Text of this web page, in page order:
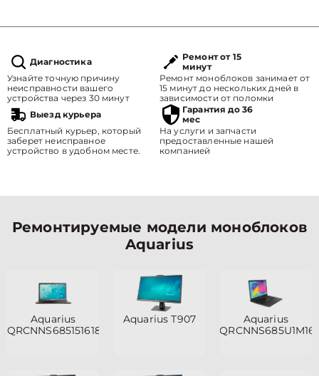
Диагностика
Узнайте точную причину
неисправности вашего
устройства через 30 минут
Ремонт от 15
минут
Ремонт моноблоков занимает от
15 минут до нескольких дней в
зависимости от поломки
Выезд курьера
Бесплатный курьер, который
заберет неисправное
устройство в удобном месте.
Гарантия до 36
мес
На услуги и запчасти
предоставленные нашей
компанией
Ремонтируемые модели моноблоков
Aquarius
Aquarius
QRCNNS685151618S125SCN2TNNNN2
Aquarius T907
Aquarius